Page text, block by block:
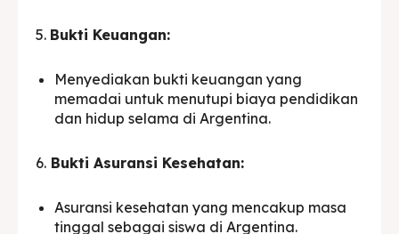
5. Bukti Keuangan:
Menyediakan bukti keuangan yang
memadai untuk menutupi biaya pendidikan
dan hidup selama di Argentina.
6. Bukti Asuransi Kesehatan:
Asuransi kesehatan yang mencakup masa
tinggal sebagai siswa di Argentina.